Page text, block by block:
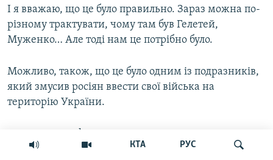
КТА РУС
І я вважаю, що це було правильно. Зараз можна по-
різному трактувати, чому там був Гелетей,
Муженко… Але тоді нам це потрібно було.
Можливо, також, що це було одним із подразників,
який змусив росіян ввести свої війська на
територію України.
підрозділи оточували угруповання в Іловайську. До